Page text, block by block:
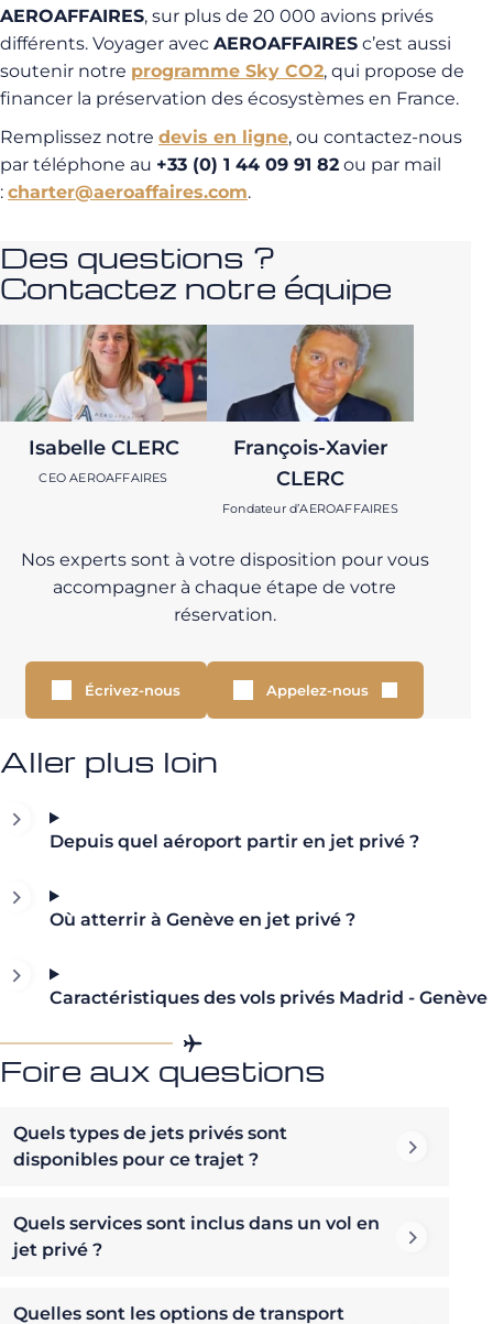
AEROAFFAIRES, sur plus de 20 000 avions privés
différents. Voyager avec AEROAFFAIRES c’est aussi
soutenir notre programme Sky CO2, qui propose de
financer la préservation des écosystèmes en France.
Remplissez notre devis en ligne, ou contactez-nous
par téléphone au +33 (0) 1 44 09 91 82 ou par mail
: charter@aeroaffaires.com.
Des questions ?
Contactez notre équipe
Isabelle CLERC
CEO AEROAFFAIRES
François-Xavier
CLERC
Fondateur d’AEROAFFAIRES
Nos experts sont à votre disposition pour vous
accompagner à chaque étape de votre
réservation.
Écrivez-nous Appelez-nous
Aller plus loin
Depuis quel aéroport partir en jet privé ?
Où atterrir à Genève en jet privé ?
Caractéristiques des vols privés Madrid - Genève
Foire aux questions
Quels types de jets privés sont
disponibles pour ce trajet ?
Quels services sont inclus dans un vol en
jet privé ?
Quelles sont les options de transport